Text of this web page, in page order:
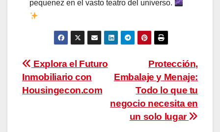
pequenez en el vasto teatro del universo.
Navegación
de
Protección,
Embalaje y Menaje:
Todo lo que tu
negocio necesita en
un solo lugar
Explora el Futuro
Inmobiliario con
Housingecon.com